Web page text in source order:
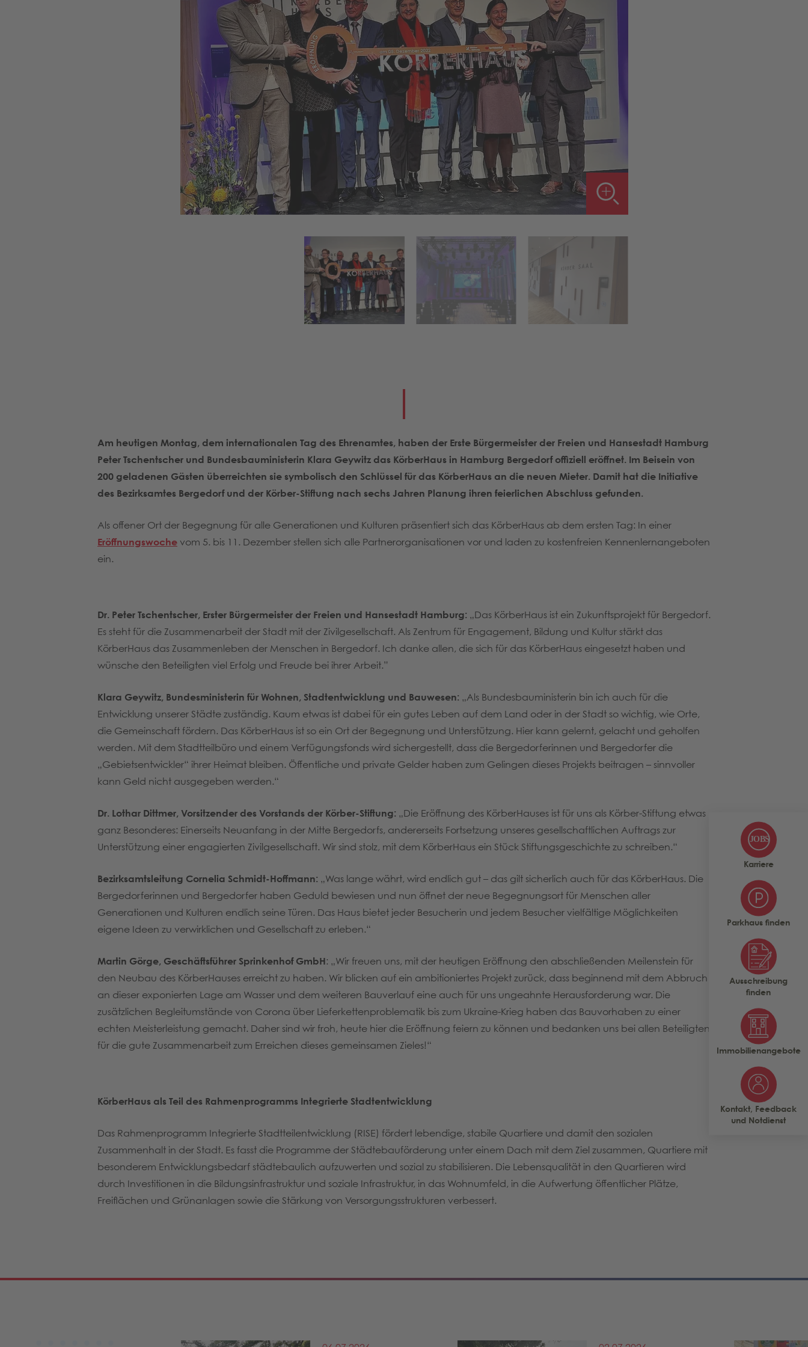
Karriere
Parkhaus finden
Ausschreibung
finden
Immobilienangebote
Kontakt, Feedback
und Notdienst
Am heutigen Montag, dem internationalen Tag des Ehrenamtes, haben der Erste Bürgermeister der Freien und Hansestadt Hamburg
Peter Tschentscher und Bundesbauministerin Klara Geywitz das KörberHaus in Hamburg Bergedorf offiziell eröffnet. Im Beisein von
200 geladenen Gästen überreichten sie symbolisch den Schlüssel für das KörberHaus an die neuen Mieter. Damit hat die Initiative
des Bezirksamtes Bergedorf und der Körber-Stiftung nach sechs Jahren Planung ihren feierlichen Abschluss gefunden.
Als offener Ort der Begegnung für alle Generationen und Kulturen präsentiert sich das KörberHaus ab dem ersten Tag: In einer
Eröffnungswoche vom 5. bis 11. Dezember stellen sich alle Partnerorganisationen vor und laden zu kostenfreien Kennenlernangeboten
ein.
Dr. Peter Tschentscher, Erster Bürgermeister der Freien und Hansestadt Hamburg: „Das KörberHaus ist ein Zukunftsprojekt für Bergedorf.
Es steht für die Zusammenarbeit der Stadt mit der Zivilgesellschaft. Als Zentrum für Engagement, Bildung und Kultur stärkt das
KörberHaus das Zusammenleben der Menschen in Bergedorf. Ich danke allen, die sich für das KörberHaus eingesetzt haben und
wünsche den Beteiligten viel Erfolg und Freude bei ihrer Arbeit.”
Klara Geywitz, Bundesministerin für Wohnen, Stadtentwicklung und Bauwesen: „Als Bundesbauministerin bin ich auch für die
Entwicklung unserer Städte zuständig. Kaum etwas ist dabei für ein gutes Leben auf dem Land oder in der Stadt so wichtig, wie Orte,
die Gemeinschaft fördern. Das KörberHaus ist so ein Ort der Begegnung und Unterstützung. Hier kann gelernt, gelacht und geholfen
werden. Mit dem Stadtteilbüro und einem Verfügungsfonds wird sichergestellt, dass die Bergedorferinnen und Bergedorfer die
„Gebietsentwickler“ ihrer Heimat bleiben. Öffentliche und private Gelder haben zum Gelingen dieses Projekts beitragen – sinnvoller
kann Geld nicht ausgegeben werden.“
Dr. Lothar Dittmer, Vorsitzender des Vorstands der Körber-Stiftung: „Die Eröffnung des KörberHauses ist für uns als Körber-Stiftung etwas
ganz Besonderes: Einerseits Neuanfang in der Mitte Bergedorfs, andererseits Fortsetzung unseres gesellschaftlichen Auftrags zur
Unterstützung einer engagierten Zivilgesellschaft. Wir sind stolz, mit dem KörberHaus ein Stück Stiftungsgeschichte zu schreiben.“
Bezirksamtsleitung Cornelia Schmidt-Hoffmann: „Was lange währt, wird endlich gut – das gilt sicherlich auch für das KörberHaus. Die
Bergedorferinnen und Bergedorfer haben Geduld bewiesen und nun öffnet der neue Begegnungsort für Menschen aller
Generationen und Kulturen endlich seine Türen. Das Haus bietet jeder Besucherin und jedem Besucher vielfältige Möglichkeiten
eigene Ideen zu verwirklichen und Gesellschaft zu erleben.“
Martin Görge, Geschäftsführer Sprinkenhof GmbH: „Wir freuen uns, mit der heutigen Eröffnung den abschließenden Meilenstein für
den Neubau des KörberHauses erreicht zu haben. Wir blicken auf ein ambitioniertes Projekt zurück, dass beginnend mit dem Abbruch
an dieser exponierten Lage am Wasser und dem weiteren Bauverlauf eine auch für uns ungeahnte Herausforderung war. Die
zusätzlichen Begleitumstände von Corona über Lieferkettenproblematik bis zum Ukraine-Krieg haben das Bauvorhaben zu einer
echten Meisterleistung gemacht. Daher sind wir froh, heute hier die Eröffnung feiern zu können und bedanken uns bei allen Beteiligten
für die gute Zusammenarbeit zum Erreichen dieses gemeinsamen Zieles!“
KörberHaus als Teil des Rahmenprogramms Integrierte Stadtentwicklung
Das Rahmenprogramm Integrierte Stadtteilentwicklung (RISE) fördert lebendige, stabile Quartiere und damit den sozialen
Zusammenhalt in der Stadt. Es fasst die Programme der Städtebauförderung unter einem Dach mit dem Ziel zusammen, Quartiere mit
besonderem Entwicklungsbedarf städtebaulich aufzuwerten und sozial zu stabilisieren. Die Lebensqualität in den Quartieren wird
durch Investitionen in die Bildungsinfrastruktur und soziale Infrastruktur, in das Wohnumfeld, in die Aufwertung öffentlicher Plätze,
Freiflächen und Grünanlagen sowie die Stärkung von Versorgungsstrukturen verbessert.